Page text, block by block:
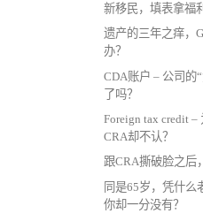
新移民，填表拿福利
遗产的三年之痒，
办？
CDA账户 – 公司的
了吗？
Foreign tax credit –
CRA却不认？
跟CRA撕破脸之后
同是65岁，凭什么
你却一分没有？